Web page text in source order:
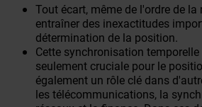
Tout écart, même de l'ordre de
entraîner des inexactitudes
détermination de la position.
Cette synchronisation
seulement cruciale pour le
également un rôle clé dans
les télécommunications, la